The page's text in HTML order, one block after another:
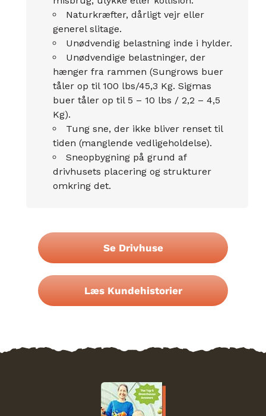
Naturkræfter, dårligt vejr eller
generel slitage.
Unødvendig belastning inde i hylder.
Unødvendige belastninger, der
hænger fra rammen (Sungrows buer
tåler op til 100 lbs/45,3 Kg. Sigmas
buer tåler op til 5 – 10 lbs / 2,2 – 4,5
Kg).
Tung sne, der ikke bliver renset til
tiden (manglende vedligeholdelse).
Sneopbygning på grund af
drivhusets placering og strukturer
omkring det.
Se Drivhuse
Læs Kundehistorier